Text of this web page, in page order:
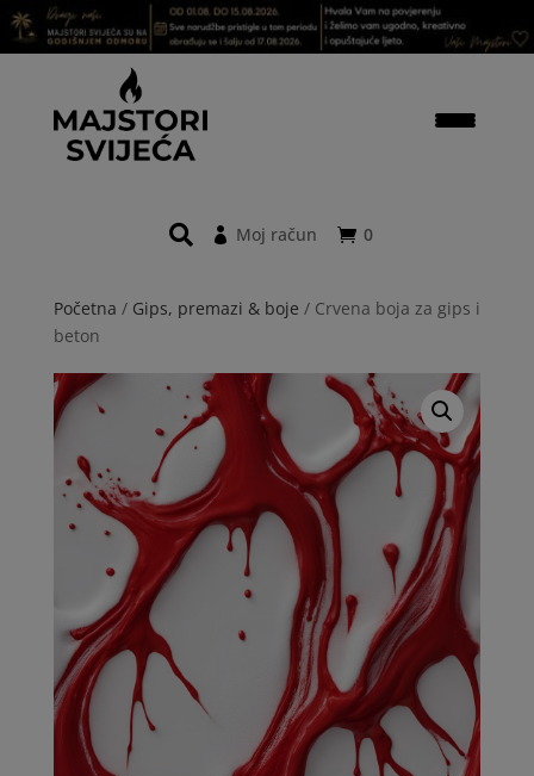
0
Moj račun
Početna / Gips, premazi & boje / Crvena boja za gips i
beton